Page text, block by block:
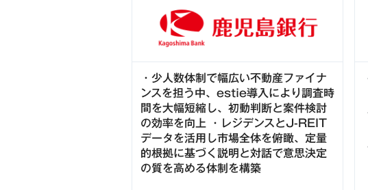
・少人数体制で幅広い不動産ファイナ
ンスを担う中、estie導入により調査時
間を大幅短縮し、初動判断と案件検討
の効率を向上 ・レジデンスとJ-REIT
データを活用し市場全体を俯瞰、定量
的根拠に基づく説明と対話で意思決定
の質を高める体制を構築